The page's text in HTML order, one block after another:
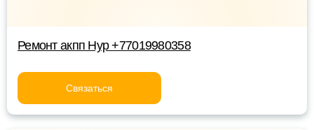
Ремонт акпп Нур +77019980358
Связаться